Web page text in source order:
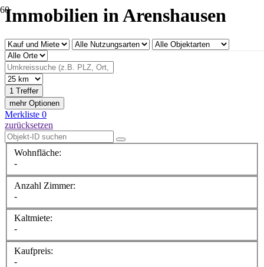
Immobilien in Arenshausen
1 Treffer
mehr Optionen
Merkliste 0
zurücksetzen
Wohnfläche:
-
Anzahl Zimmer:
-
Kaltmiete:
-
Kaufpreis:
-